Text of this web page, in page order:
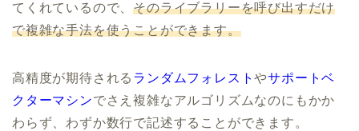
てくれているので、そのライブラリーを呼び出すだけ
で複雑な手法を使うことができます。
高精度が期待される ランダムフォレストやサポートベ
クターマシンでさえ複雑なアルゴリズムなのにもかか
わらず、わずか数行で記述することができます。